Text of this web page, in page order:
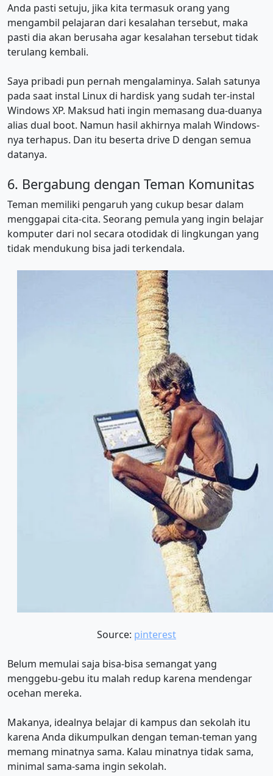
Anda pasti setuju, jika kita termasuk orang yang
mengambil pelajaran dari kesalahan tersebut, maka
pasti dia akan berusaha agar kesalahan tersebut tidak
terulang kembali.
Saya pribadi pun pernah mengalaminya. Salah satunya
pada saat instal Linux di hardisk yang sudah ter-instal
Windows XP. Maksud hati ingin memasang dua-duanya
alias dual boot. Namun hasil akhirnya malah Windows-
nya terhapus. Dan itu beserta drive D dengan semua
datanya.
6. Bergabung dengan Teman Komunitas
Teman memiliki pengaruh yang cukup besar dalam
menggapai cita-cita. Seorang pemula yang ingin belajar
komputer dari nol secara otodidak di lingkungan yang
tidak mendukung bisa jadi terkendala.
Source: pinterest
Belum memulai saja bisa-bisa semangat yang
menggebu-gebu itu malah redup karena mendengar
ocehan mereka.
Makanya, idealnya belajar di kampus dan sekolah itu
karena Anda dikumpulkan dengan teman-teman yang
memang minatnya sama. Kalau minatnya tidak sama,
minimal sama-sama ingin sekolah.